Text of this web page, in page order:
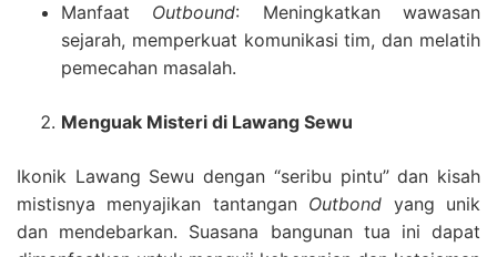
Manfaat Outbound: Meningkatkan wawasan
sejarah, memperkuat komunikasi tim, dan melatih
pemecahan masalah.
Menguak Misteri di Lawang Sewu
Ikonik Lawang Sewu dengan “seribu pintu” dan kisah
mistisnya menyajikan tantangan Outbond yang unik
dan mendebarkan. Suasana bangunan tua ini dapat